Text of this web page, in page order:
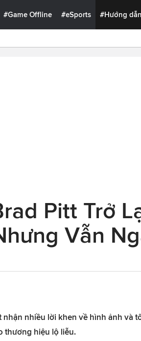
#Game Offline #eSports #Hướng dẫn
Pitt Trở
Vẫn
nhận nhiều lời khen về hình ảnh và
thương hiệu lộ liễu.